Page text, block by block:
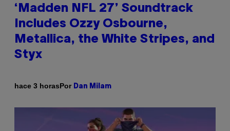
‘Madden NFL 27’ Soundtrack
Includes Ozzy Osbourne,
Metallica, the White Stripes, and
Styx
hace 3 horasPor Dan Milam